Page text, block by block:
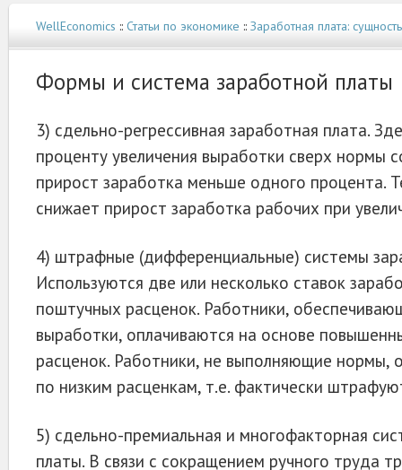
WellEconomics :: Статьи по экономике :: Заработная плата:
Формы и система заработной платы
3) сдельно-регрессивная заработная плата.
проценту увеличения выработки сверх нормы
прирост заработка меньше одного процента.
снижает при­рост заработка рабочих при
4) штрафные (дифференциальные) системы
Используются две или несколько ставок
поштучных расценок. Работники,
выра­ботки, оплачиваются на основе
расценок. Работники, не выполняющие нор­мы,
по низким расценкам, т.е. фактически
5) сдельно-премиальная и многофакторная
платы. В связи с сокращением ручного труда